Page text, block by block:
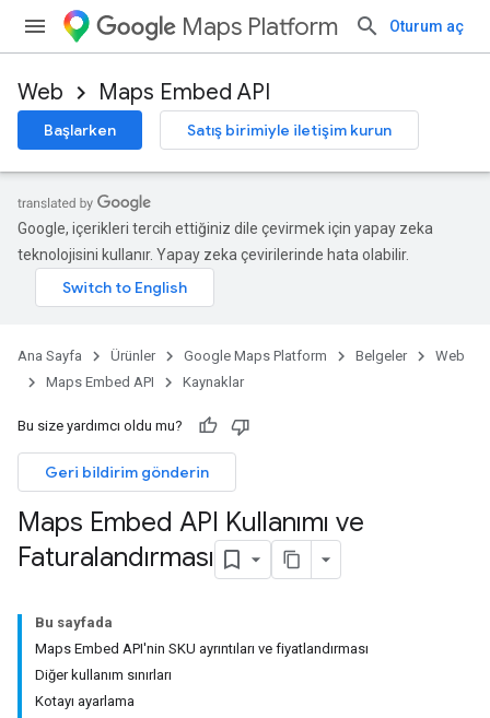
Maps Platform Oturum aç
Web Maps Embed API
Başlarken Satış birimiyle iletişim kurun
Google, içerikleri tercih ettiğiniz dile çevirmek için yapay zeka
teknolojisini kullanır. Yapay zeka çevirilerinde hata olabilir.
Ana Sayfa Ürünler Google Maps Platform Belgeler
Web
Maps Embed API
Kaynaklar
Bu size yardımcı oldu mu?
Geri bildirim gönderin
Maps Embed API Kullanımı ve
Faturalandırması
Bu sayfada
Maps Embed API'nin SKU ayrıntıları ve fiyatlandırması
Diğer kullanım sınırları
Kotayı ayarlama